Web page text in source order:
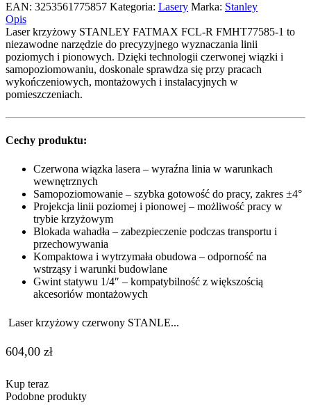
EAN: 3253561775857 Kategoria: Lasery Marka: Stanley
Opis
Laser krzyżowy STANLEY FATMAX FCL-R FMHT77585-1 to
niezawodne narzędzie do precyzyjnego wyznaczania linii
poziomych i pionowych. Dzięki technologii czerwonej wiązki i
samopoziomowaniu, doskonale sprawdza się przy pracach
wykończeniowych, montażowych i instalacyjnych w
pomieszczeniach.
Cechy produktu:
Czerwona wiązka lasera – wyraźna linia w warunkach
wewnętrznych
Samopoziomowanie – szybka gotowość do pracy, zakres ±4°
Projekcja linii poziomej i pionowej – możliwość pracy w
trybie krzyżowym
Blokada wahadła – zabezpieczenie podczas transportu i
przechowywania
Kompaktowa i wytrzymała obudowa – odporność na
wstrząsy i warunki budowlane
Gwint statywu 1/4″ – kompatybilność z większością
akcesoriów montażowych
Laser krzyżowy czerwony STANLE...
604,00 zł
Kup teraz
Podobne produkty